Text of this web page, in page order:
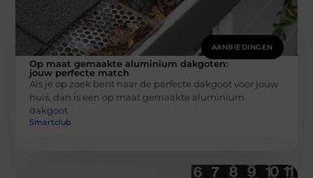
AANBIEDINGEN
Op maat gemaakte aluminium dakgoten:
jouw perfecte match
Als je op zoek bent naar de perfecte dakgoot voor jouw
huis, dan is een op maat gemaakte aluminium
dakgoot
Smartclub